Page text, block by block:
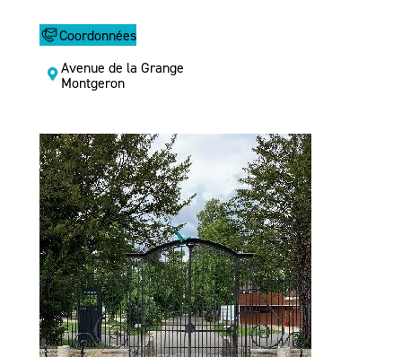
Coordonnées
Avenue de la Grange
Montgeron